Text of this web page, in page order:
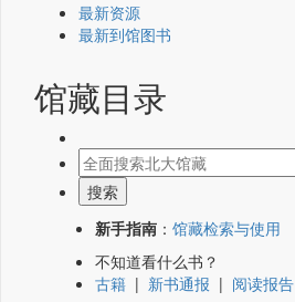
最新资源
最新到馆图书
馆藏目录
新手指南 ： 馆藏检索与使用
不知道看什么书？
古籍 | 新书通报 | 阅读报告